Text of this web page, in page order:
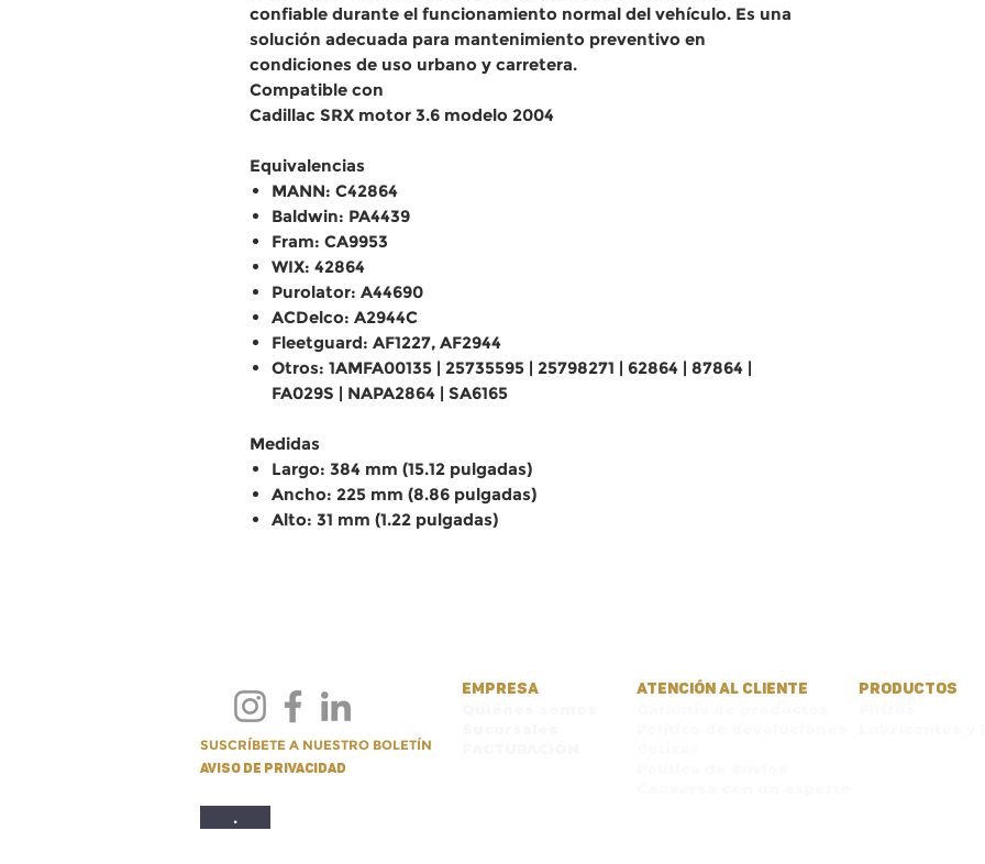
confiable durante el funcionamiento normal del vehículo. Es una
solución adecuada para mantenimiento preventivo en
condiciones de uso urbano y carretera.
Compatible con
Cadillac SRX motor 3.6 modelo 2004
Equivalencias
MANN: C42864
Baldwin: PA4439
Fram: CA9953
WIX: 42864
Purolator: A44690
ACDelco: A2944C
Fleetguard: AF1227, AF2944
Otros: 1AMFA00135 | 25735595 | 25798271 | 62864 | 87864 |
FA029S | NAPA2864 | SA6165
Medidas
Largo: 384 mm (15.12 pulgadas)
Ancho: 225 mm (8.86 pulgadas)
Alto: 31 mm (1.22 pulgadas)
SUSCRÍBETE A NUESTRO BOLETÍN
Aviso de privacidad
EMPRESA ATENCIÓN AL CLIENTE PRODUCTOS
.